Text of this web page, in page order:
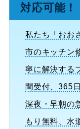
対応可能！
私たち「おお
市のキッチン
寧に解決する
間受付、365
深夜・早朝の
もり無料、水